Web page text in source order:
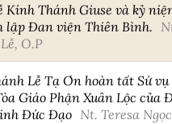
Kính Thánh Giuse và kỷ
lập Đan viện Thiên Bình.
O.P
Lễ Tạ Ơn hoàn tất Sứ
Giáo Phận Xuân Lộc của
Đức Đạo Nt. Teresa